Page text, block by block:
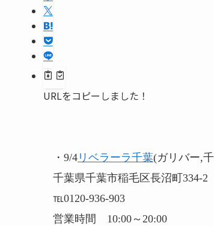
URLをコピーしました！
・9/4 リベラーラ千葉(ガリバー,
千葉県千葉市稲毛区長沼町334-2
℡0120-936-903
営業時間 10:00～20:00